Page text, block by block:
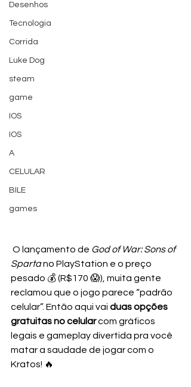
Desenhos
Tecnologia
Corrida
Luke Dog
steam
game
IOS
IOS
A
CELULAR
BILE
games
O lançamento de God of War: Sons of
Sparta no PlayStation e o preço
pesado 💰 (R$170 😱), muita gente
reclamou que o jogo parece “padrão
celular”. Então aqui vai duas opções
gratuitas no celular com gráficos
legais e gameplay divertida pra você
matar a saudade de jogar com o
Kratos! 🔥